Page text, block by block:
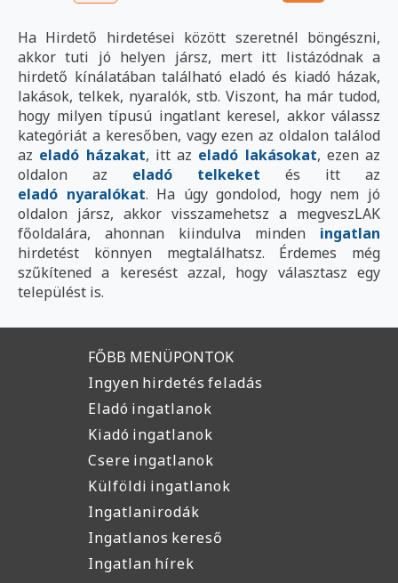
Ha Hirdető hirdetései között szeretnél böngészni,
akkor tuti jó helyen jársz, mert itt listázódnak a
hirdető kínálatában található eladó és kiadó házak,
lakások, telkek, nyaralók, stb. Viszont, ha már tudod,
hogy milyen típusú ingatlant keresel, akkor válassz
kategóriát a keresőben, vagy ezen az oldalon találod
az eladó házakat, itt az eladó lakásokat, ezen az
oldalon az eladó telkeket és itt az
eladó nyaralókat. Ha úgy gondolod, hogy nem jó
oldalon jársz, akkor visszamehetsz a megveszLAK
főoldalára, ahonnan kiindulva minden ingatlan
hirdetést könnyen megtalálhatsz. Érdemes még
szűkítened a keresést azzal, hogy választasz egy
települést is.
FŐBB MENÜPONTOK
Ingyen hirdetés feladás
Eladó ingatlanok
Kiadó ingatlanok
Csere ingatlanok
Külföldi ingatlanok
Ingatlanirodák
Ingatlanos kereső
Ingatlan hírek